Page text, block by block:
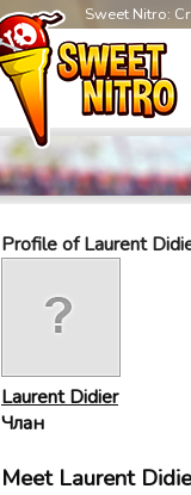
Sweet Nitro:
Profile of Laurent
Laurent Didier
Члан
Meet Laurent